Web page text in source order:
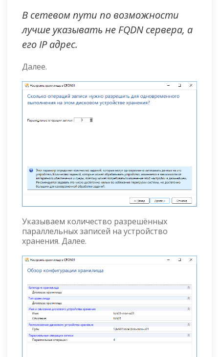
В сетевом пути по возможности
лучше указывать не FQDN сервера, а
его IP адрес.
Далее.
Указываем количество разрешённых
параллельных записей на устройство
хранения. Далее.